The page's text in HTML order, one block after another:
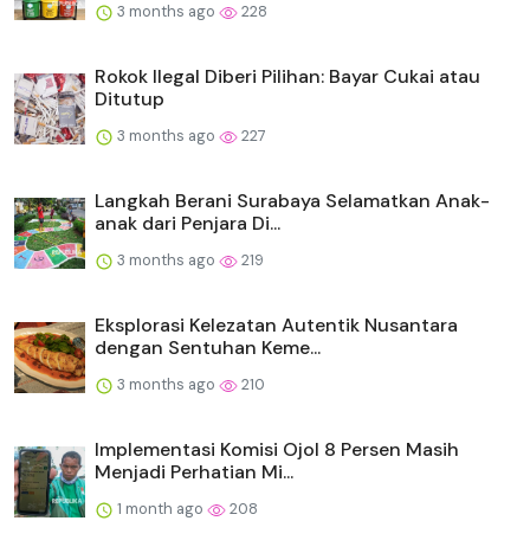
3 months ago 228
Rokok Ilegal Diberi Pilihan: Bayar Cukai atau
Ditutup
3 months ago 227
Langkah Berani Surabaya Selamatkan Anak-
anak dari Penjara Di...
3 months ago 219
Eksplorasi Kelezatan Autentik Nusantara
dengan Sentuhan Keme...
3 months ago 210
Implementasi Komisi Ojol 8 Persen Masih
Menjadi Perhatian Mi...
1 month ago 208